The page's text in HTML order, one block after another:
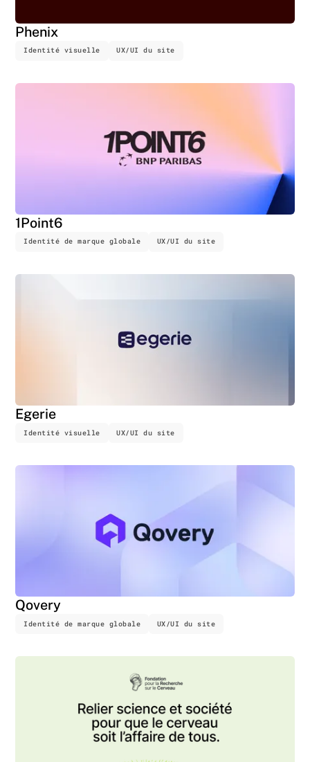
Phenix
Identité visuelle UX/UI du site
1Point6
Identité de marque globale UX/UI du site
Egerie
Identité visuelle UX/UI du site
Qovery
Identité de marque globale UX/UI du site